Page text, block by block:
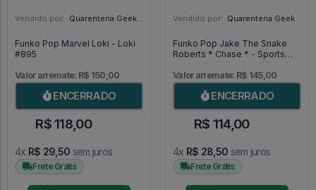
Vendido por: Quarentena Geek Store - SP
Funko Pop Marvel Loki - Loki
#895
Valor arremate: R$ 150,00
ENCERRADO
R$ 118,00
4x R$ 29,50 sem juros
Frete Grátis
Vendido por: Quarentena Geek Store - SP
Funko Pop Jake The Snake
Roberts * Chase * - Sports
Valor arremate: R$ 145,00
ENCERRADO
R$ 114,00
4x R$ 28,50 sem juros
Frete Grátis